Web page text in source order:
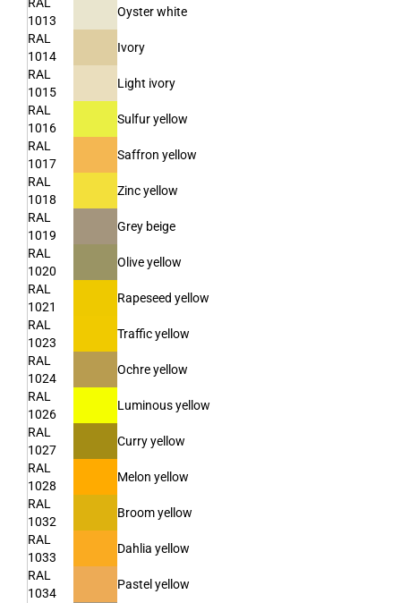
1013
Oyster white
RAL
1014
Ivory
RAL
1015
Light ivory
RAL
1016
Sulfur yellow
RAL
1017
Saffron yellow
RAL
1018
Zinc yellow
RAL
1019
Grey beige
RAL
1020
Olive yellow
RAL
1021
Rapeseed yellow
RAL
1023
Traffic yellow
RAL
1024
Ochre yellow
RAL
1026
Luminous yellow
RAL
1027
Curry yellow
RAL
1028
Melon yellow
RAL
1032
Broom yellow
RAL
1033
Dahlia yellow
RAL
1034
Pastel yellow